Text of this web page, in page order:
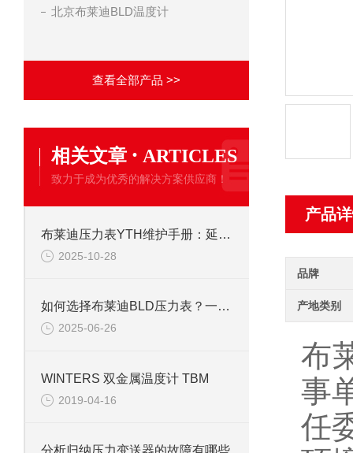
产品
品牌
产地类别
布
事
任
北京布莱迪BLD温度计
查看全部产品 >>
相关文章 · ARTICLES
致力于成为优秀的解决方案供应商！
布莱迪压力表YTH维护手册：延长使用寿命的校准与保养技巧
2025-10-28
如何选择布莱迪BLD压力表？一文看懂法兰安装与螺纹连接差异
2025-06-26
WINTERS 双金属温度计 TBM
2019-04-16
分析归纳压力变送器的故障有哪些